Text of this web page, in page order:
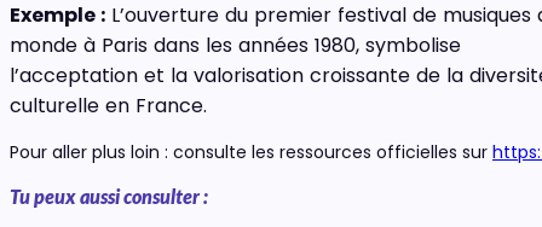
Exemple : L’ouverture du premier festival de musiques
monde à Paris dans les années 1980, symbolise
l’acceptation et la valorisation croissante de la
culturelle en France.
Pour aller plus loin : consulte les ressources officielles sur
Tu peux aussi consulter :